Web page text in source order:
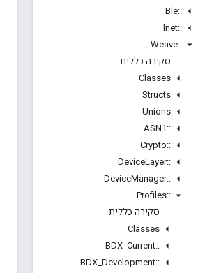
::
Ble
::
Inet
::
Weave
סקירה כללית
Classes
Structs
Unions
::
ASN1
::
Crypto
::
DeviceLayer
::
DeviceManager
::
Profiles
סקירה כללית
Classes
::
BDX Current
::
BDX Development